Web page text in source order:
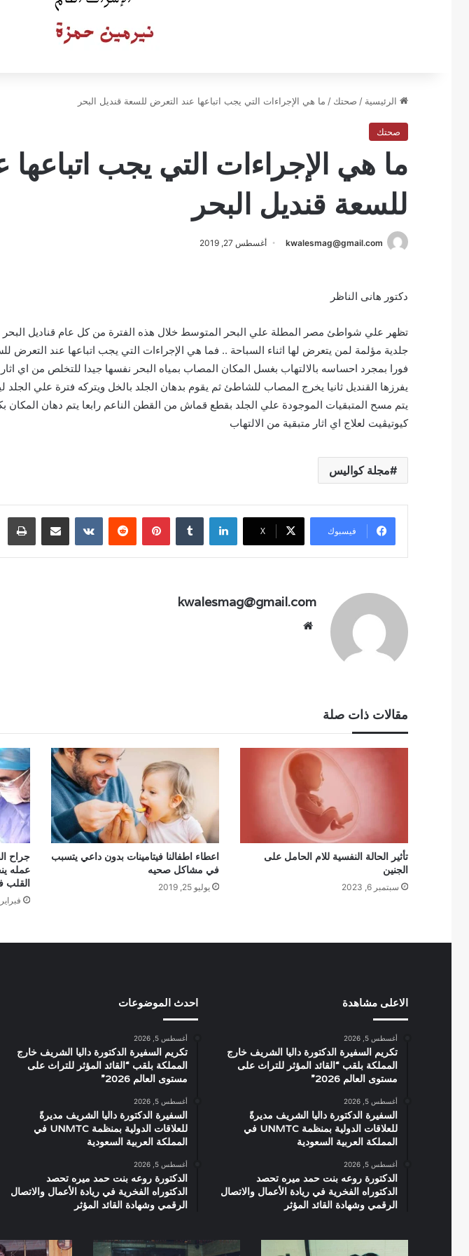
الرئيسية / صحتك / ما هي الإجراءات التي يجب اتباعها عند التعرض للسعة قنديل البحر
صحتك
ما هي الإجراءات التي يجب
للسعة قنديل البحر
kwalesmag@gmail.com أغسطس 27, 2019
دكتور هانى الناظر
تظهر علي شواطئ مصر المطلة علي البحر المتوسط خلال هذه الفترة من كل عام قناديل البحر
جلدية مؤلمة لمن يتعرض لها اثناء السباحة .. فما هي الإجراءات التي يجب اتباعها عند التعرض
فورا بمجرد احساسه بالالتهاب بغسل المكان المصاب بمياه البحر نفسها جيدا للتخلص من اي اثار
يفرزها القنديل ثانيا يخرج المصاب للشاطئ ثم يقوم بدهان الجلد بالخل ويتركه فترة علي الجلد
يتم مسح المتبقيات الموجودة علي الجلد بقطع قماش من القطن الناعم رابعا يتم دهان المكان
كيوتيڤيت لعلاج اي اثار متبقية من الالتهاب
مجلة كواليس
فيسبوك ‫X
لينكدإن بينتيريست مشاركة عبر البريد
kwalesmag@gmail.com
مقالات ذات صلة
تأثير الحالة النفسية للام الحامل على
الجنين
سبتمبر 6, 2023
اعطاء اطفالنا فيتامينات بدون داعي يتسبب
في مشاكل صحيه
يوليو 25, 2019
جراح
عمله
القلب
فبراير 10, 2025
الاعلى مشاهدة
أغسطس 5, 2026
تكريم السفيرة الدكتورة داليا الشريف خارج
المملكة بلقب “القائد المؤثر للتراث على
مستوى العالم 2026”
أغسطس 5, 2026
السفيرة الدكتورة داليا الشريف مديرةً
للعلاقات الدولية بمنظمة UNMTC في
المملكة العربية السعودية
أغسطس 5, 2026
الدكتورة روعه بنت حمد ميره تحصد
الدكتوراه الفخرية في ريادة الأعمال والاتصال
الرقمي وشهادة القائد المؤثر
احدث الموضوعات
أغسطس 5, 2026
تكريم السفيرة الدكتورة داليا الشريف خارج
المملكة بلقب “القائد المؤثر للتراث على
مستوى العالم 2026”
أغسطس 5, 2026
السفيرة الدكتورة داليا الشريف مديرةً
للعلاقات الدولية بمنظمة UNMTC في
المملكة العربية السعودية
أغسطس 5, 2026
الدكتورة روعه بنت حمد ميره تحصد
الدكتوراه الفخرية في ريادة الأعمال والاتصال
الرقمي وشهادة القائد المؤثر
صورة